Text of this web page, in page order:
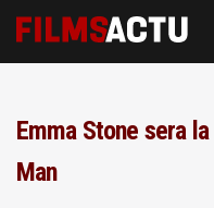
Emma Stone sera
Man